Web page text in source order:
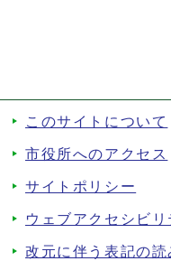
このサイトについて
市役所へのアクセス
サイトポリシー
ウェブアクセシビリ
改元に伴う表記の読